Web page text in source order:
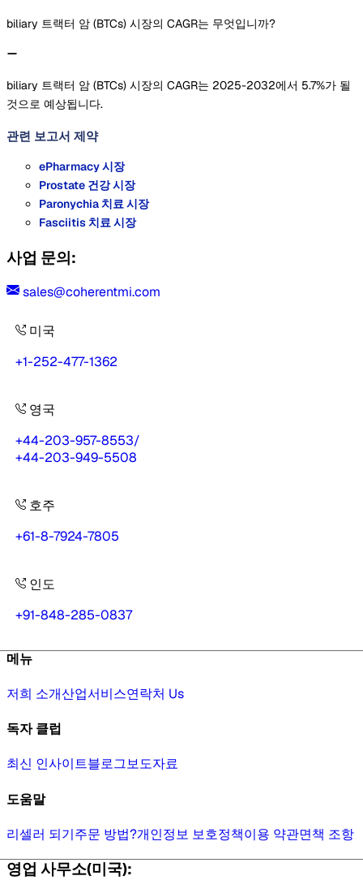
biliary 트랙터 암 (BTCs) 시장의 CAGR는 무엇입니까?
biliary 트랙터 암 (BTCs) 시장의 CAGR는 2025-2032에서 5.7%가 될
것으로 예상됩니다.
관련 보고서 제약
ePharmacy 시장
Prostate 건강 시장
Paronychia 치료 시장
Fasciitis 치료 시장
사업 문의:
sales@coherentmi.com
미국
+1-252-477-1362
영국
+44-203-957-8553/
+44-203-949-5508
호주
+61-8-7924-7805
인도
+91-848-285-0837
메뉴
저희 소개산업서비스연락처 Us
독자 클럽
최신 인사이트블로그보도자료
도움말
리셀러 되기주문 방법?개인정보 보호정책이용 약관면책 조항
영업 사무소(미국):